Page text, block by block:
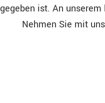
gegeben ist. An
Nehmen Sie mit